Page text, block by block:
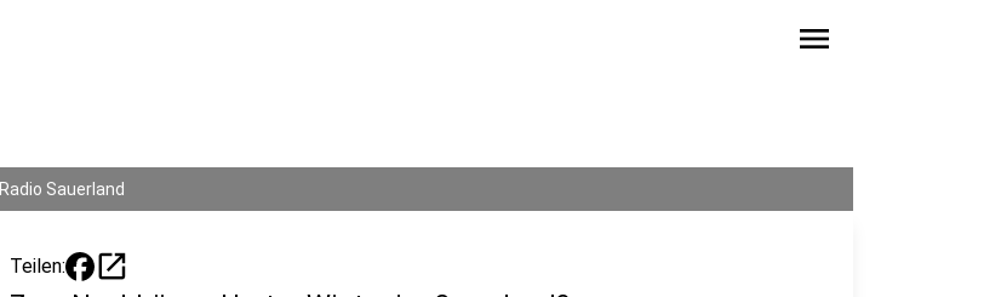
menu
Radio Sauerland
Teilen: open_in_new